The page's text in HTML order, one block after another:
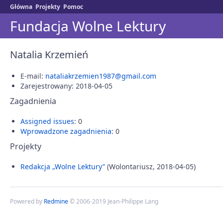
Główna Projekty Pomoc
Fundacja Wolne Lektury
Natalia Krzemień
E-mail: nataliakrzemien1987@gmail.com
Zarejestrowany: 2018-04-05
Zagadnienia
Assigned issues: 0
Wprowadzone zagadnienia: 0
Projekty
Redakcja „Wolne Lektury” (Wolontariusz, 2018-04-05)
Powered by Redmine© 2006-2019 Jean-Philippe Lang